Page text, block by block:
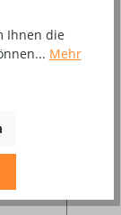
Ihnen die
Mehr